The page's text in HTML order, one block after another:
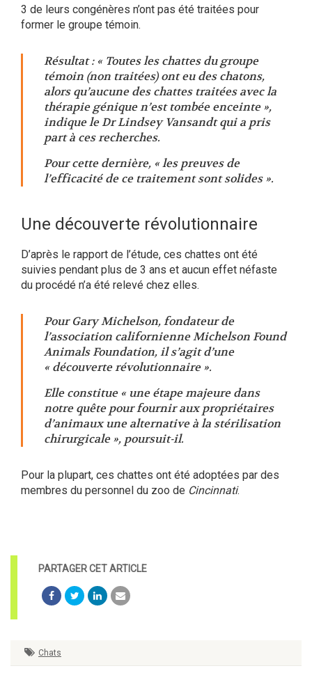
3 de leurs congénères n’ont pas été traitées pour
former le groupe témoin.
Résultat : « Toutes les chattes du groupe
témoin (non traitées) ont eu des chatons,
alors qu’aucune des chattes traitées avec la
thérapie génique n’est tombée enceinte»,
indique leDr Lindsey Vansandtqui a pris
part à ces recherches.
Pour cette dernière, «les preuves de
l’efficacité de ce traitement sont solides».
Une découverte révolutionnaire
D’après le rapport de l’étude, ces chattes ont été
suivies pendant plus de 3 ans et aucun effet néfaste
du procédé n’a été relevé chez elles.
PourGary Michelson, fondateur de
l’association californienneMichelson Found
Animals Foundation, il s’agit d’une
« découverte révolutionnaire».
Elle constitue « une étape majeure dans
notre quête pour fournir aux propriétaires
d’animaux une alternative à la stérilisation
chirurgicale», poursuit-il.
Pour la plupart, ces chattes ont été adoptées par des
membres du personnel du zoo de Cincinnati.
Chats